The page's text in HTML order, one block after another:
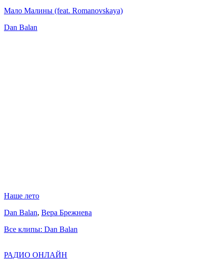
Мало Малины (feat. Romanovskaya)
Dan Balan
Наше лето
Dan Balan, Вера Брежнева
Все клипы: Dan Balan
РАДИО ОНЛАЙН